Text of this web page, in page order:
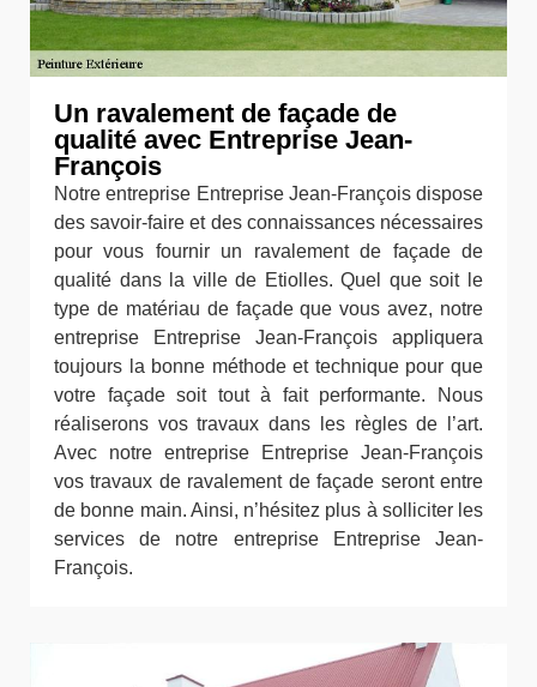
Un ravalement de façade de
qualité avec Entreprise Jean-
François
Notre entreprise Entreprise Jean-François dispose
des savoir-faire et des connaissances nécessaires
pour vous fournir un ravalement de façade de
qualité dans la ville de Etiolles. Quel que soit le
type de matériau de façade que vous avez, notre
entreprise Entreprise Jean-François appliquera
toujours la bonne méthode et technique pour que
votre façade soit tout à fait performante. Nous
réaliserons vos travaux dans les règles de l’art.
Avec notre entreprise Entreprise Jean-François
vos travaux de ravalement de façade seront entre
de bonne main. Ainsi, n’hésitez plus à solliciter les
services de notre entreprise Entreprise Jean-
François.